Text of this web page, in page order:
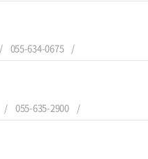
055-634-0675
055-635-2900